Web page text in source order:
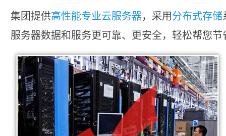
集团提供高性能专业云服务器，采用分布式存储
服务器数据和服务更可靠、更安全，轻松帮您节